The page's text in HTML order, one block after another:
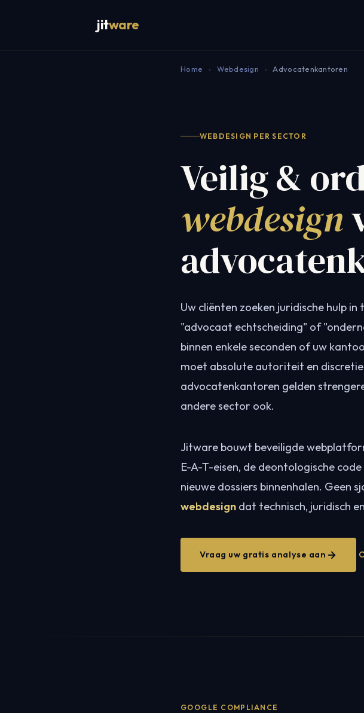
jitware
Home › Webdesign › Advocatenkantoren
WEBDESIGN PER SECTOR
Veilig &
webdesign
Uw cliënten zoeken juridische hulp
"advocaat echtscheiding" of
binnen enkele seconden of uw
moet absolute autoriteit en
advocatenkantoren gelden
andere sector ook.
Jitware bouwt beveiligde
E-A-T-eisen, de deontologische
nieuwe dossiers binnenhalen. Geen
webdesign dat technisch, juridisch
Vraag uw gratis analyse aan
GOOGLE COMPLIANCE